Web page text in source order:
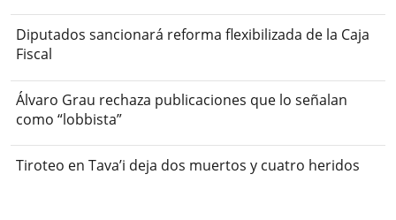
Diputados sancionará reforma flexibilizada de la Caja
Fiscal
Álvaro Grau rechaza publicaciones que lo señalan
como “lobbista”
Tiroteo en Tava’i deja dos muertos y cuatro heridos